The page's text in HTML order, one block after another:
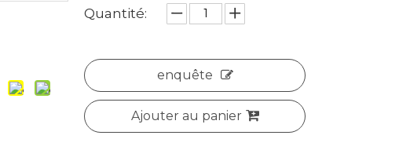
Quantité:
enquête
Ajouter au panier